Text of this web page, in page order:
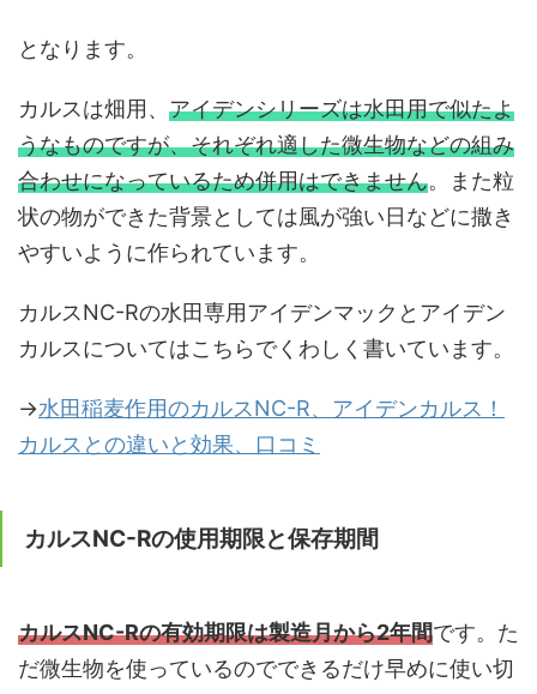
となります。
カルスは畑用、 アイデンシリーズは水田用で似たよ
うなものですが、それぞれ適した微生物などの組み
合わせになっているため併用はできません。また粒
状の物ができた背景としては風が強い日などに撒き
やすいように作られています。
カルスNC-Rの水田専用アイデンマックとアイデン
カルスについてはこちらでくわしく書いています。
→水田稲麦作用のカルスNC-R、アイデンカルス！
カルスとの違いと効果、口コミ
カルスNC-Rの使用期限と保存期間
カルスNC-Rの有効期限は製造月から2年間です。た
だ微生物を使っているのでできるだけ早めに使い切